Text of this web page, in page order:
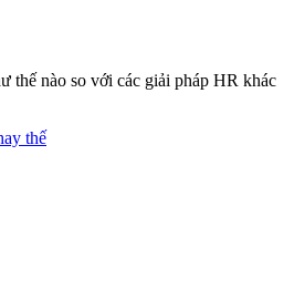
thế nào so với các giải pháp HR khác
thế